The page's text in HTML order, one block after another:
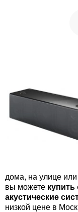
дома, на улице
вы можете
акустические
низкой цене в